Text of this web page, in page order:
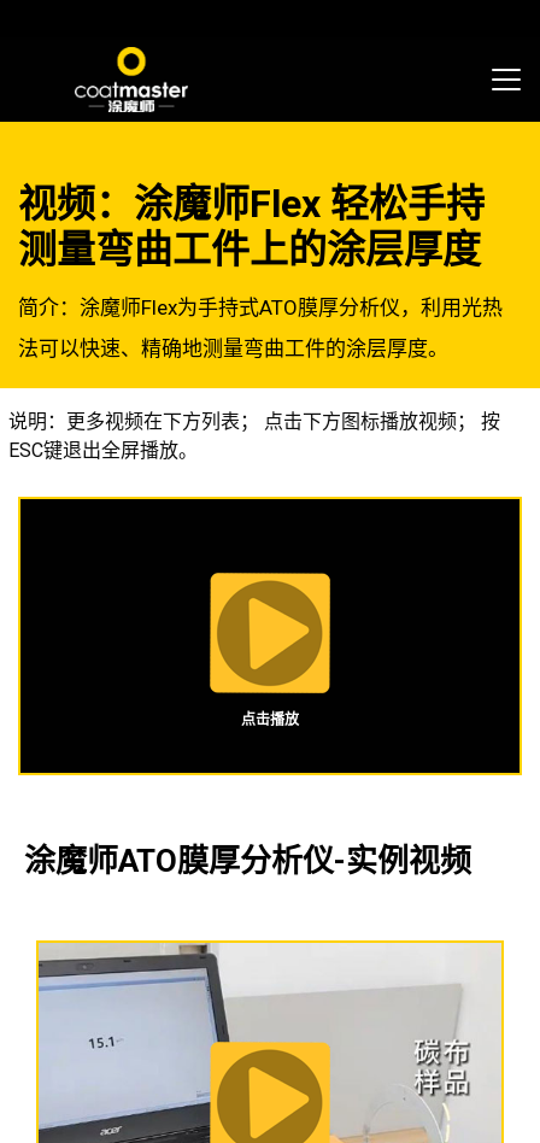
视频：涂魔师Flex 轻松手持
测量弯曲工件上的涂层厚度
简介：涂魔师Flex为手持式ATO膜厚分析仪，利用光热
法可以快速、精确地测量弯曲工件的涂层厚度。
说明：更多视频在下方列表； 点击下方图标播放视频； 按
ESC键退出全屏播放。
点击播放
涂魔师ATO膜厚分析仪-实例视频